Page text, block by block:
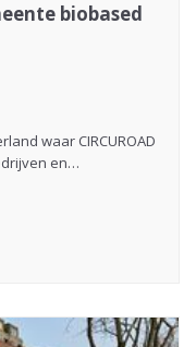
biobased
waar CIRCUROAD
en…